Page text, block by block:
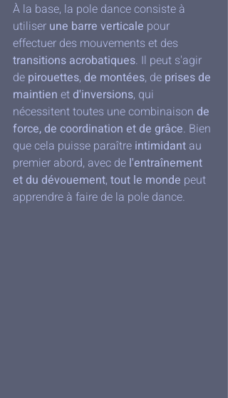
À la base, la pole dance consiste à
utiliser une barre verticale pour
effectuer des mouvements et des
transitions acrobatiques. Il peut s'agir
de pirouettes, de montées, de prises de
maintien et d'inversions, qui
nécessitent toutes une combinaison de
force, de coordination et de grâce. Bien
que cela puisse paraître intimidant au
premier abord, avec de l'entraînement
et du dévouement, tout le monde peut
apprendre à faire de la pole dance.